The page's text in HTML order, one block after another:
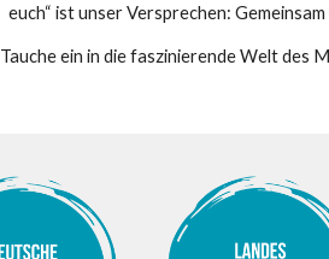
euch“ ist unser Versprechen:
Tauche ein in die faszinierende Welt des